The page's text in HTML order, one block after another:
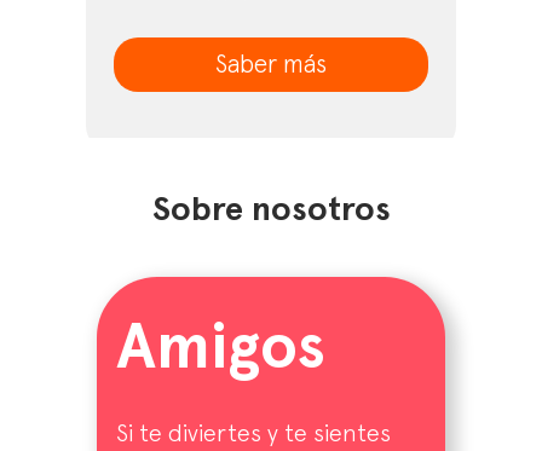
Saber más
Amigos
Si te diviertes y te sientes
Sobre nosotros